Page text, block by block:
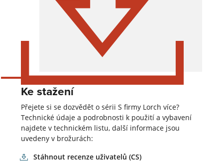
Ke stažení
Přejete si se dozvědět o sérii S firmy Lorch více?
Technické údaje a podrobnosti k použití a vybavení
najdete v technickém listu, další informace jsou
uvedeny v brožurách:
Stáhnout recenze uživatelů (CS)